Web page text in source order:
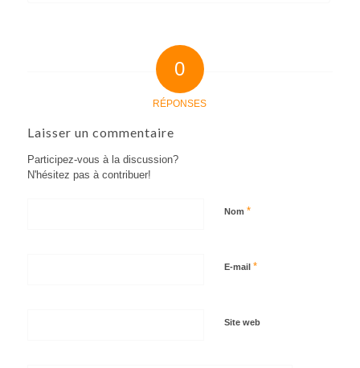
0
RÉPONSES
Laisser un commentaire
Participez-vous à la discussion?
N'hésitez pas à contribuer!
Nom *
E-mail *
Site web